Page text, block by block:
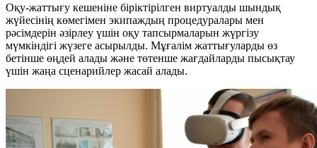
Оқу-жаттығу кешеніне біріктірілген виртуалды шындық
жүйесінің көмегімен экипаждың процедуралары мен
рәсімдерін әзірлеу үшін оқу тапсырмаларын жүргізу
мүмкіндігі жүзеге асырылды. Мұғалім жаттығуларды өз
бетінше өңдей алады және төтенше жағдайларды пысықтау
үшін жаңа сценарийлер жасай алады.